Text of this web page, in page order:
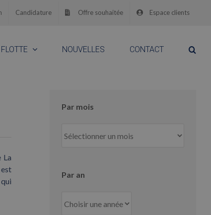
Candidature Offre souhaitée Espace clients
FLOTTE NOUVELLES CONTACT
La
Par mois
mois
Par an